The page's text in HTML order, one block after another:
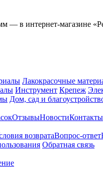
Лакокрасочные
Инструмент Крепеж
Дом, сад и
ОтзывыНовостиКонтакты
возвратаВопрос-ответ
Обратная связь